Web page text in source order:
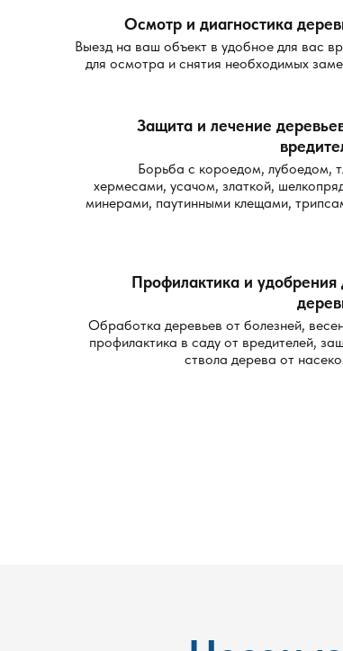
Осмотр и диагностика
Выезд на ваш объект в удобное для вас
для осмотра и снятия необходимых
Защита и лечение
Борьба с короедом, лубоедом,
хермесами, усачом, златкой,
минерами, паутинными клещами,
Профилактика и удобрения
Обработка деревьев от болезней,
профилактика в саду от вредителей,
ствола дерева от